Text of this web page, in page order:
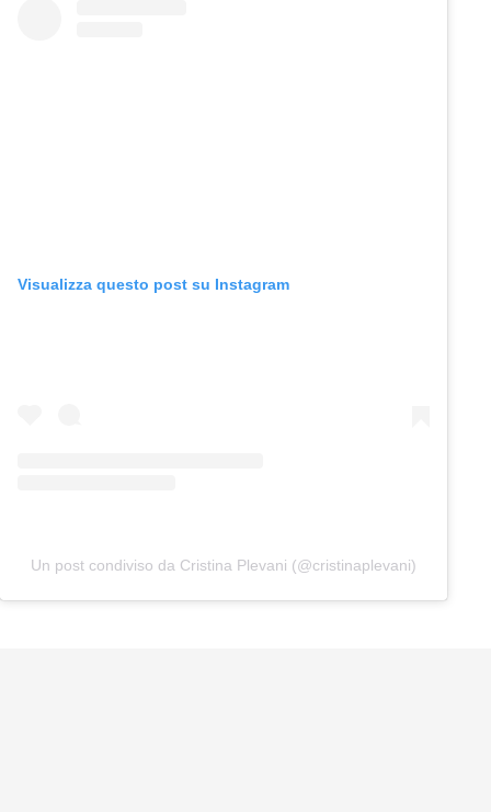
Visualizza questo post su Instagram
Un post condiviso da Cristina Plevani (@cristinaplevani)